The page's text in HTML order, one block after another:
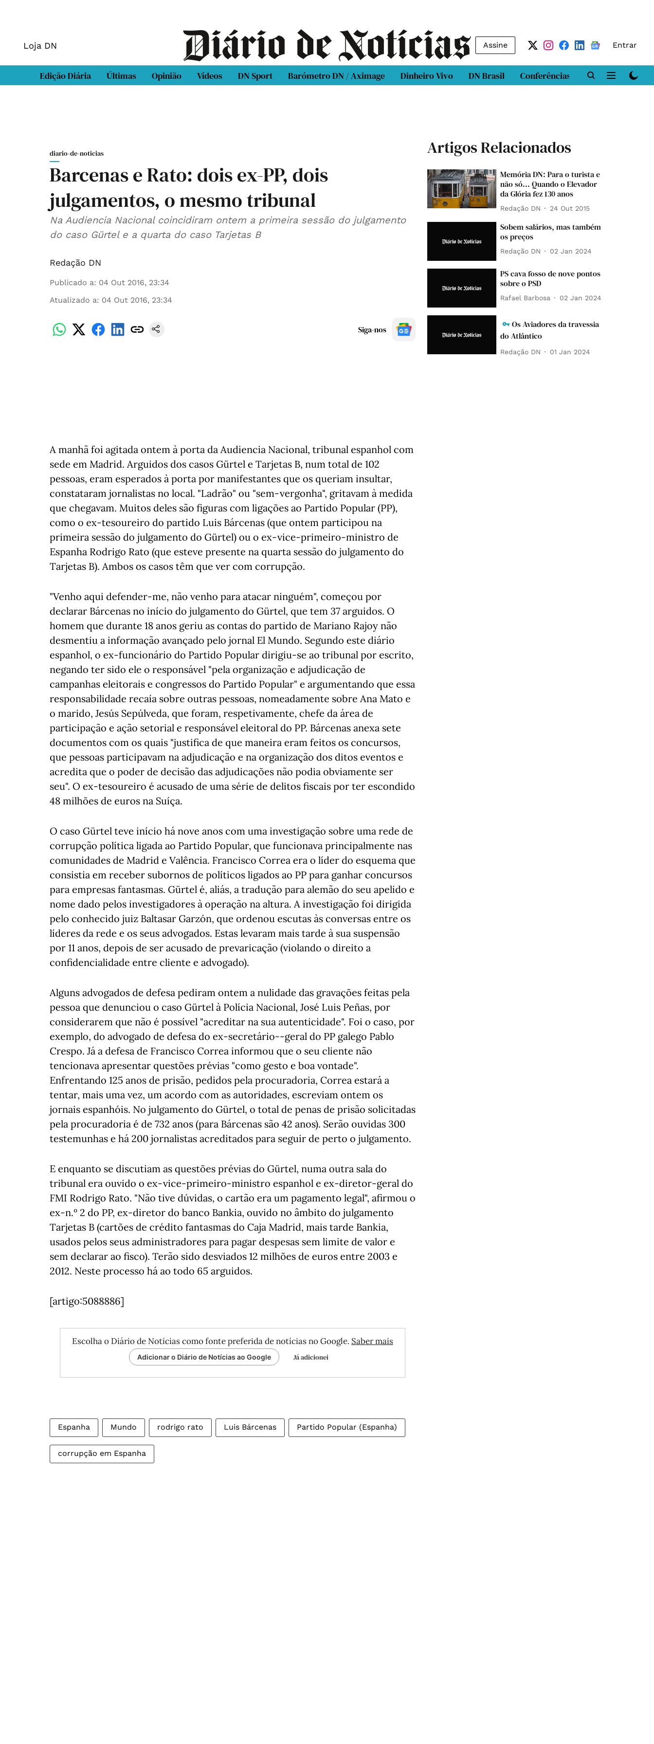
Loja DN Assine Entrar
Edição Diária Últimas Opinião Vídeos DN Sport Barómetro DN / Aximage Dinheiro Vivo DN Brasil Conferências DN LAB
diario-de-noticias
Barcenas e Rato: dois ex-PP, dois
julgamentos, o mesmo tribunal
Na Audiencia Nacional coincidiram ontem a primeira sessão do julgamento
do caso Gürtel e a quarta do caso Tarjetas B
Redação DN
Publicado a: 04 Out 2016, 23:34
Atualizado a: 04 Out 2016, 23:34
Siga-nos
A manhã foi agitada ontem à porta da Audiencia Nacional, tribunal espanhol com
sede em Madrid. Arguidos dos casos Gürtel e Tarjetas B, num total de 102
pessoas, eram esperados à porta por manifestantes que os queriam insultar,
constataram jornalistas no local. "Ladrão" ou "sem-vergonha", gritavam à medida
que chegavam. Muitos deles são figuras com ligações ao Partido Popular (PP),
como o ex-tesoureiro do partido Luis Bárcenas (que ontem participou na
primeira sessão do julgamento do Gürtel) ou o ex-vice-primeiro-ministro de
Espanha Rodrigo Rato (que esteve presente na quarta sessão do julgamento do
Tarjetas B). Ambos os casos têm que ver com corrupção.
"Venho aqui defender-me, não venho para atacar ninguém", começou por
declarar Bárcenas no início do julgamento do Gürtel, que tem 37 arguidos. O
homem que durante 18 anos geriu as contas do partido de Mariano Rajoy não
desmentiu a informação avançado pelo jornal El Mundo. Segundo este diário
espanhol, o ex-funcionário do Partido Popular dirigiu-se ao tribunal por escrito,
negando ter sido ele o responsável "pela organização e adjudicação de
campanhas eleitorais e congressos do Partido Popular" e argumentando que essa
responsabilidade recaía sobre outras pessoas, nomeadamente sobre Ana Mato e
o marido, Jesús Sepúlveda, que foram, respetivamente, chefe da área de
participação e ação setorial e responsável eleitoral do PP. Bárcenas anexa sete
documentos com os quais "justifica de que maneira eram feitos os concursos,
que pessoas participavam na adjudicação e na organização dos ditos eventos e
acredita que o poder de decisão das adjudicações não podia obviamente ser
seu". O ex-tesoureiro é acusado de uma série de delitos fiscais por ter escondido
48 milhões de euros na Suíça.
O caso Gürtel teve início há nove anos com uma investigação sobre uma rede de
corrupção política ligada ao Partido Popular, que funcionava principalmente nas
comunidades de Madrid e Valência. Francisco Correa era o líder do esquema que
consistia em receber subornos de políticos ligados ao PP para ganhar concursos
para empresas fantasmas. Gürtel é, aliás, a tradução para alemão do seu apelido e
nome dado pelos investigadores à operação na altura. A investigação foi dirigida
pelo conhecido juiz Baltasar Garzón, que ordenou escutas às conversas entre os
líderes da rede e os seus advogados. Estas levaram mais tarde à sua suspensão
por 11 anos, depois de ser acusado de prevaricação (violando o direito a
confidencialidade entre cliente e advogado).
Alguns advogados de defesa pediram ontem a nulidade das gravações feitas pela
pessoa que denunciou o caso Gürtel à Polícia Nacional, José Luis Peñas, por
considerarem que não é possível "acreditar na sua autenticidade". Foi o caso, por
exemplo, do advogado de defesa do ex-secretário--geral do PP galego Pablo
Crespo. Já a defesa de Francisco Correa informou que o seu cliente não
tencionava apresentar questões prévias "como gesto e boa vontade".
Enfrentando 125 anos de prisão, pedidos pela procuradoria, Correa estará a
tentar, mais uma vez, um acordo com as autoridades, escreviam ontem os
jornais espanhóis. No julgamento do Gürtel, o total de penas de prisão solicitadas
pela procuradoria é de 732 anos (para Bárcenas são 42 anos). Serão ouvidas 300
testemunhas e há 200 jornalistas acreditados para seguir de perto o julgamento.
E enquanto se discutiam as questões prévias do Gürtel, numa outra sala do
tribunal era ouvido o ex-vice-primeiro-ministro espanhol e ex-diretor-geral do
FMI Rodrigo Rato. "Não tive dúvidas, o cartão era um pagamento legal", afirmou o
ex-n.º 2 do PP, ex-diretor do banco Bankia, ouvido no âmbito do julgamento
Tarjetas B (cartões de crédito fantasmas do Caja Madrid, mais tarde Bankia,
usados pelos seus administradores para pagar despesas sem limite de valor e
sem declarar ao fisco). Terão sido desviados 12 milhões de euros entre 2003 e
2012. Neste processo há ao todo 65 arguidos.
[artigo:5088886]
Escolha o Diário de Notícias como fonte preferida de notícias no Google. Saber mais
Adicionar o Diário de Notícias ao Google Já adicionei
Espanha Mundo rodrigo rato Luis Bárcenas Partido Popular (Espanha)
corrupção em Espanha
Artigos Relacionados
Memória DN: Para o turista e
não só... Quando o Elevador
da Glória fez 130 anos
Redação DN 24 Out 2015
Sobem salários, mas também
os preços
Redação DN 02 Jan 2024
PS cava fosso de nove pontos
sobre o PSD
Rafael Barbosa 02 Jan 2024
Os Aviadores da travessia
do Atlântico
Redação DN 01 Jan 2024